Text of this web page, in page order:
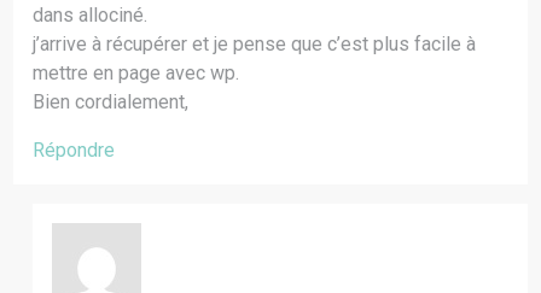
dans allociné.
j’arrive à récupérer et je pense que c’est plus facile à
mettre en page avec wp.
Bien cordialement,
Répondre